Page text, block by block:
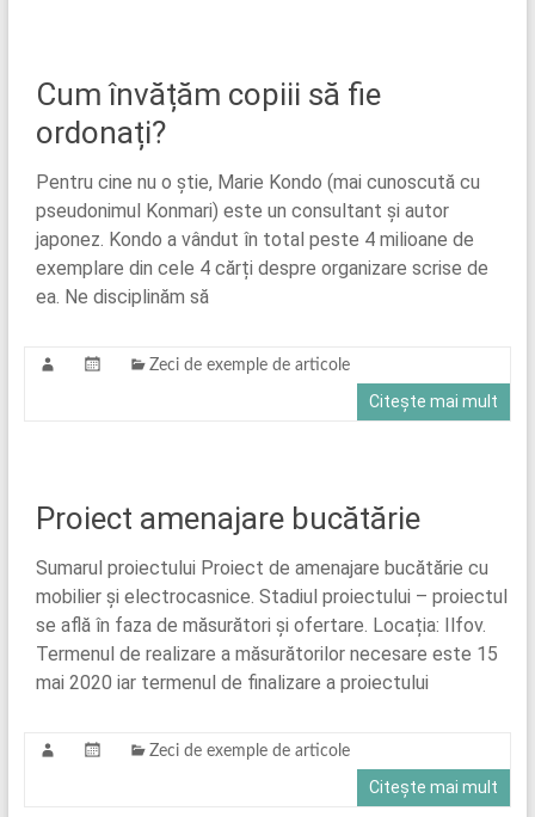
Cum învățăm copiii să fie
ordonați?
Pentru cine nu o știe, Marie Kondo (mai cunoscută cu
pseudonimul Konmari) este un consultant și autor
japonez. Kondo a vândut în total peste 4 milioane de
exemplare din cele 4 cărți despre organizare scrise de
ea. Ne disciplinăm să
Zeci de exemple de articole
Citește mai mult
Proiect amenajare bucătărie
Sumarul proiectului Proiect de amenajare bucătărie cu
mobilier și electrocasnice. Stadiul proiectului – proiectul
se află în faza de măsurători și ofertare. Locația: Ilfov.
Termenul de realizare a măsurătorilor necesare este 15
mai 2020 iar termenul de finalizare a proiectului
Zeci de exemple de articole
Citește mai mult